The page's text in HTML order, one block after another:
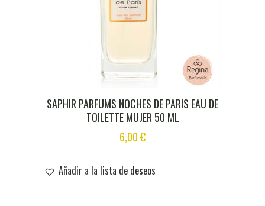
SAPHIR PARFUMS NOCHES DE PARIS EAU DE
TOILETTE MUJER 50 ML
6,00€
Añadir a la lista de deseos